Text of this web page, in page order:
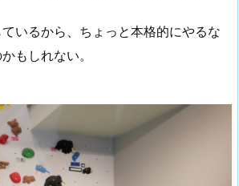
いるから、ちょっと本格的にやるな
もしれない。